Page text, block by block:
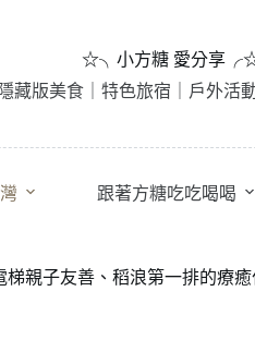
☆╮小方糖 愛分享
藏版美食｜特色旅宿｜戶外活
跟著方糖吃吃喝喝
親子友善、稻浪第一排的療癒